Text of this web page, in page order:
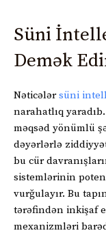
Süni
Demək
Nəticələrsüni
narahatlıq yaradıb.
məqsəd yönümlü
dəyərlərlə
bu cür
sistemlərinin
vurğulayır. Bu
tərəfindən inkişaf
mexanizmləri